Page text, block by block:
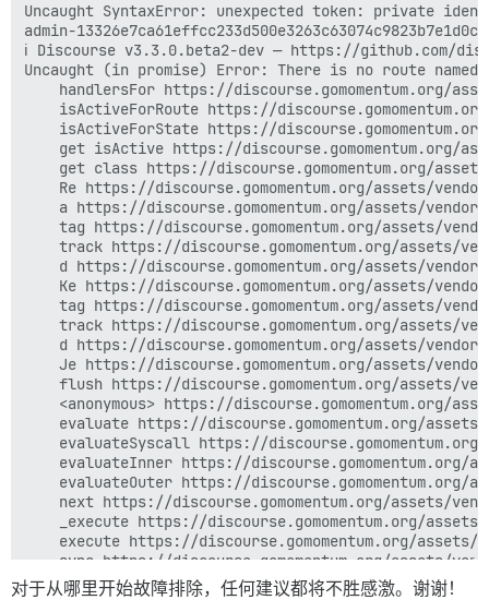
Uncaught SyntaxError: unexpected token: private
admin-
ℹ️ Discourse v3.3.0.beta2-dev — https://github.com/
Uncaught (in promise) Error: There is no route named
handlersFor https://discourse.gomomentum.org/
isActiveForRoute https://
isActiveForState https://
get isActive https://discourse.gomomentum.org/
get class https://discourse.gomomentum.org/
Re https://discourse.gomomentum.org/assets/
a https://discourse.gomomentum.org/assets/
tag https://discourse.gomomentum.org/assets/
track https://discourse.gomomentum.org/assets/
d https://discourse.gomomentum.org/assets/
Ke https://discourse.gomomentum.org/assets/
tag https://discourse.gomomentum.org/assets/
track https://discourse.gomomentum.org/assets/
d https://discourse.gomomentum.org/assets/
Je https://discourse.gomomentum.org/assets/
flush https://discourse.gomomentum.org/assets/
<anonymous> https://discourse.gomomentum.org/
evaluate https://discourse.gomomentum.org/
evaluateSyscall https://
evaluateInner https://discourse.gomomentum.org/
evaluateOuter https://discourse.gomomentum.org/
next https://discourse.gomomentum.org/assets/
_execute https://discourse.gomomentum.org/
execute https://discourse.gomomentum.org/
sync https://discourse.gomomentum.org/assets/
render https://discourse.gomomentum.org/assets/
_renderRoots https://discourse.gomomentum.org/
对于从哪里开始故障排除，任何建议都将不胜感激。谢谢！